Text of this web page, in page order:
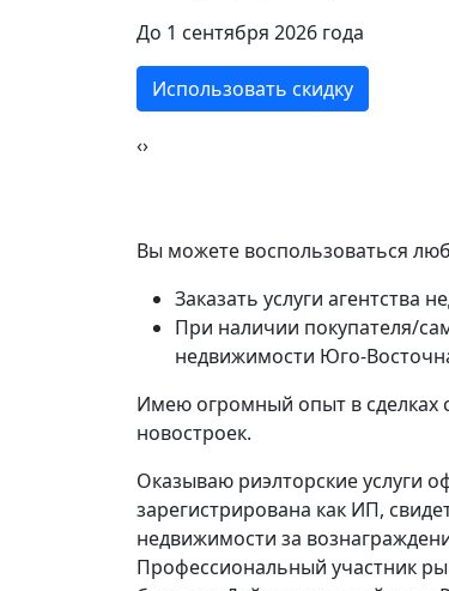
До 1 сентября 2026 года
Использовать скидку
‹›
Вы можете воспользоваться
Заказать услуги
При наличии покупателя/
недвижимости Юго-
Имею огромный опыт в сделках
новостроек.
Оказываю риэлторские услуги
зарегистрирована как ИП,
недвижимости за
Профессиональный участник